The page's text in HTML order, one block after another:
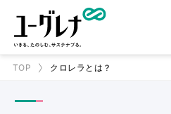
TOP クロレラとは？